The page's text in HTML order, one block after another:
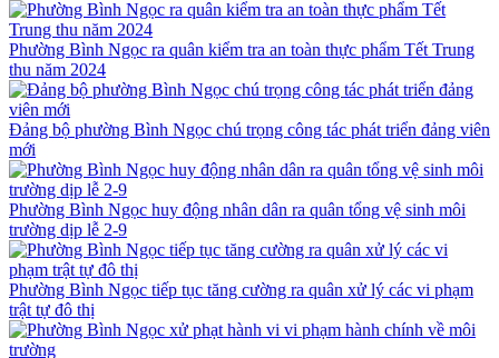
Phường Bình Ngọc ra quân kiểm tra an toàn thực phẩm Tết Trung
thu năm 2024
Đảng bộ phường Bình Ngọc chú trọng công tác phát triển đảng viên
mới
Phường Bình Ngọc huy động nhân dân ra quân tổng vệ sinh môi
trường dịp lễ 2-9
Phường Bình Ngọc tiếp tục tăng cường ra quân xử lý các vi phạm
trật tự đô thị